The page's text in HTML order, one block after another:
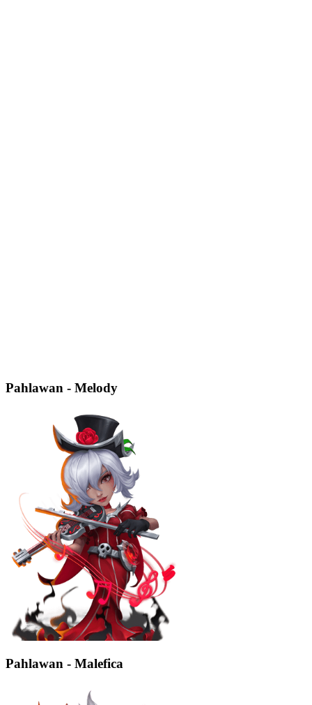
Pahlawan - Melody
Pahlawan - Malefica